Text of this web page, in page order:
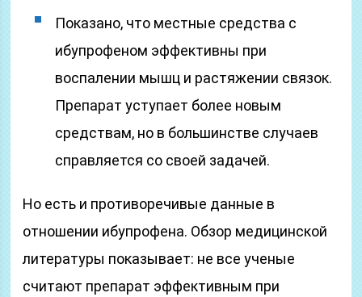
Показано, что местные средства с
ибупрофеном эффективны при
воспалении мышц и растяжении связок.
Препарат уступает более новым
средствам, но в большинстве случаев
справляется со своей задачей.
Но есть и противоречивые данные в
отношении ибупрофена. Обзор медицинской
литературы показывает: не все ученые
считают препарат эффективным при